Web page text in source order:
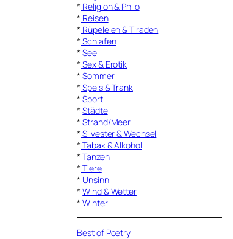
* Religion & Philo
* Reisen
* Rüpeleien & Tiraden
* Schlafen
* See
* Sex & Erotik
*Sommer
* Speis & Trank
* Sport
*Städte
* Strand/Meer
* Silvester & Wechsel
* Tabak & Alkohol
* Tanzen
* Tiere
* Unsinn
*Wind & Wetter
*Winter
Best of Poetry